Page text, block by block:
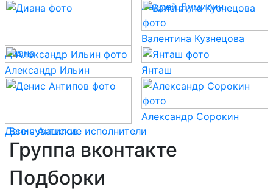
Андрей Думилин
Диана
Валентина Кузнецова
Александр Ильин Янташ
Денис Антипов
Александр Сорокин
Все чувашские исполнители
Группа вконтакте
Подборки